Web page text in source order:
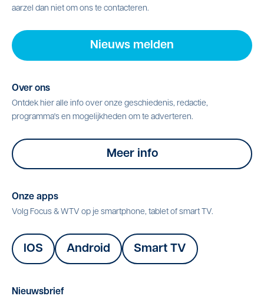
aarzel dan niet om ons te contacteren.
Nieuws melden
Over ons
Ontdek hier alle info over onze geschiedenis, redactie,
programma's en mogelijkheden om te adverteren.
Meer info
Onze apps
Volg Focus & WTV op je smartphone, tablet of smart TV.
IOS Android Smart TV
Nieuwsbrief